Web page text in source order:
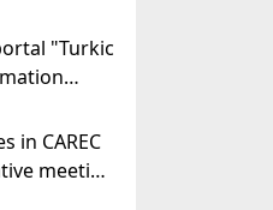
resolution
2028" was
"Turkic
of the
in CAREC
meeting